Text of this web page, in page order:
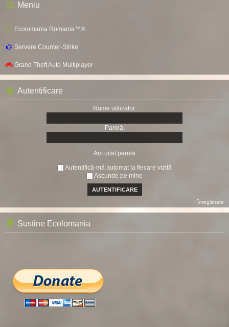
Meniu
Ecolomania Romania™®
Servere Counter-Strike
Grand Theft Auto Multiplayer
Autentificare
Nume utilizator:
Parolă:
Am uitat parola
Autentifică-mă automat la fiecare vizită
Ascunde pe mine
Înregistrare
Sustine Ecolomania